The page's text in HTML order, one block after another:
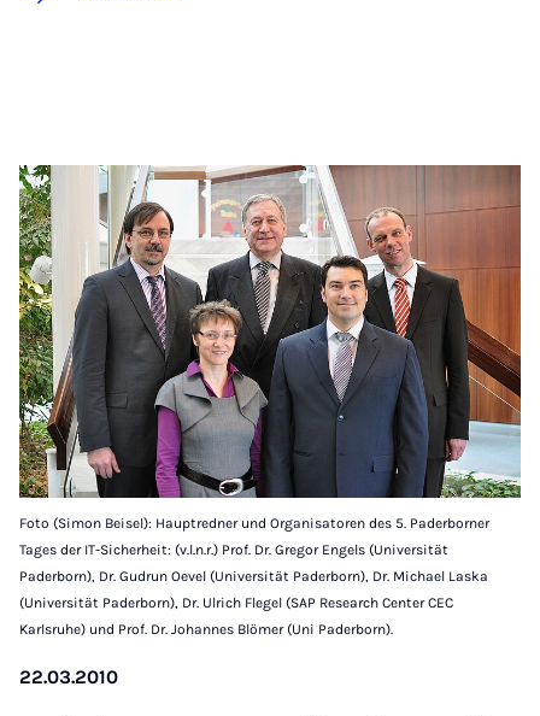
Foto (Simon Beisel): Hauptredner und Organisatoren des 5. Paderborner
Tages der IT-Sicherheit: (v.l.n.r.) Prof. Dr. Gregor Engels (Universität
Paderborn), Dr. Gudrun Oevel (Universität Paderborn), Dr. Michael Laska
(Universität Paderborn), Dr. Ulrich Flegel (SAP Research Center CEC
Karlsruhe) und Prof. Dr. Johannes Blömer (Uni Paderborn).
22.03.2010